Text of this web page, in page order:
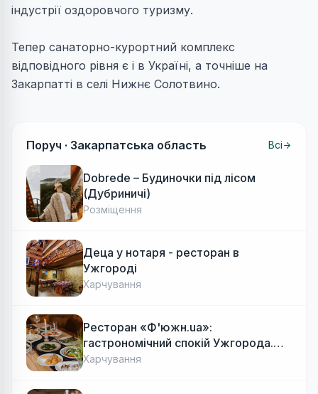
індустрії оздоровчого туризму.
Тепер санаторно-курортний комплекс
відповідного рівня є і в Україні, а точніше на
Закарпатті в селі Нижнє Солотвино.
Поруч · Закарпатська область Всі
Dobrede – Будиночки під лісом
(Дубриничі)
Розміщення
Деца у нотаря - ресторан в
Ужгороді
Харчування
Ресторан «Ф'южн.ua»:
гастрономічний спокій Ужгорода.
Авторська локальна кухня, затишок
Харчування